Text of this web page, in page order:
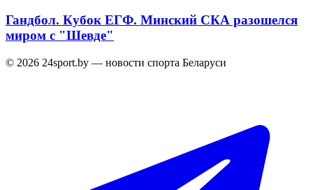
Гандбол. Кубок ЕГФ. Минский СКА разошелся
миром с "Шевде"
© 2026 24sport.by — новости спорта Беларуси